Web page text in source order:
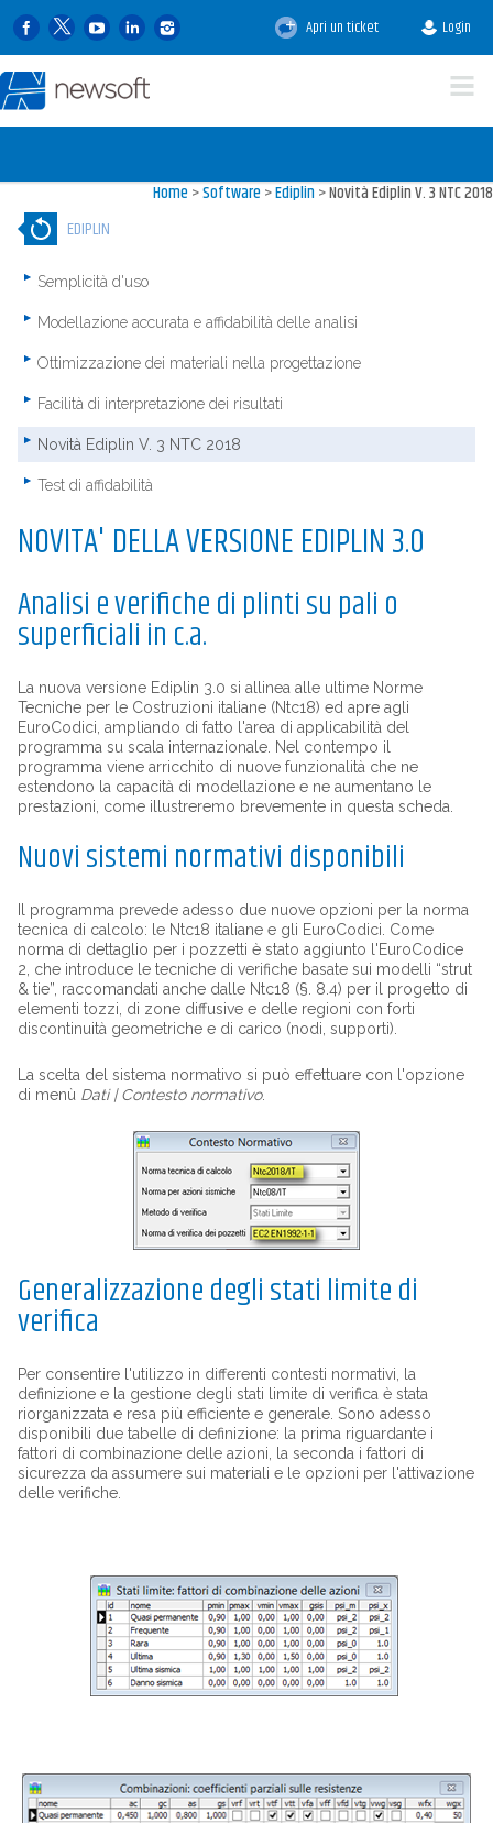
Apri un ticket Login
Home>Software>Ediplin>Novità Ediplin V. 3 NTC 2018
EDIPLIN
Semplicità d'uso
Modellazione accurata e affidabilità delle analisi
Ottimizzazione dei materiali nella progettazione
Facilità di interpretazione dei risultati
Novità Ediplin V. 3 NTC 2018
Test di affidabilità
NOVITA' DELLA VERSIONE EDIPLIN 3.0
Analisi e verifiche di plinti su pali o
superficiali in c.a.
La nuova versione Ediplin 3.0 si allinea alle ultime Norme
Tecniche per le Costruzioni italiane (Ntc18) ed apre agli
EuroCodici, ampliando di fatto l'area di applicabilità del
programma su scala internazionale. Nel contempo il
programma viene arricchito di nuove funzionalità che ne
estendono la capacità di modellazione e ne aumentano le
prestazioni, come illustreremo brevemente in questa scheda.
Nuovi sistemi normativi disponibili
Il programma prevede adesso due nuove opzioni per la norma
tecnica di calcolo: le Ntc18 italiane e gli EuroCodici. Come
norma di dettaglio per i pozzetti è stato aggiunto l'EuroCodice
2, che introduce le tecniche di verifiche basate sui modelli “strut
& tie”, raccomandati anche dalle Ntc18 (§. 8.4) per il progetto di
elementi tozzi, di zone diffusive e delle regioni con forti
discontinuità geometriche e di carico (nodi, supporti).
La scelta del sistema normativo si può effettuare con l'opzione
di menù Dati | Contesto normativo.
Generalizzazione degli stati limite di
verifica
Per consentire l'utilizzo in differenti contesti normativi, la
definizione e la gestione degli stati limite di verifica è stata
riorganizzata e resa più efficiente e generale. Sono adesso
disponibili due tabelle di definizione: la prima riguardante i
fattori di combinazione delle azioni, la seconda i fattori di
sicurezza da assumere sui materiali e le opzioni per l'attivazione
delle verifiche.